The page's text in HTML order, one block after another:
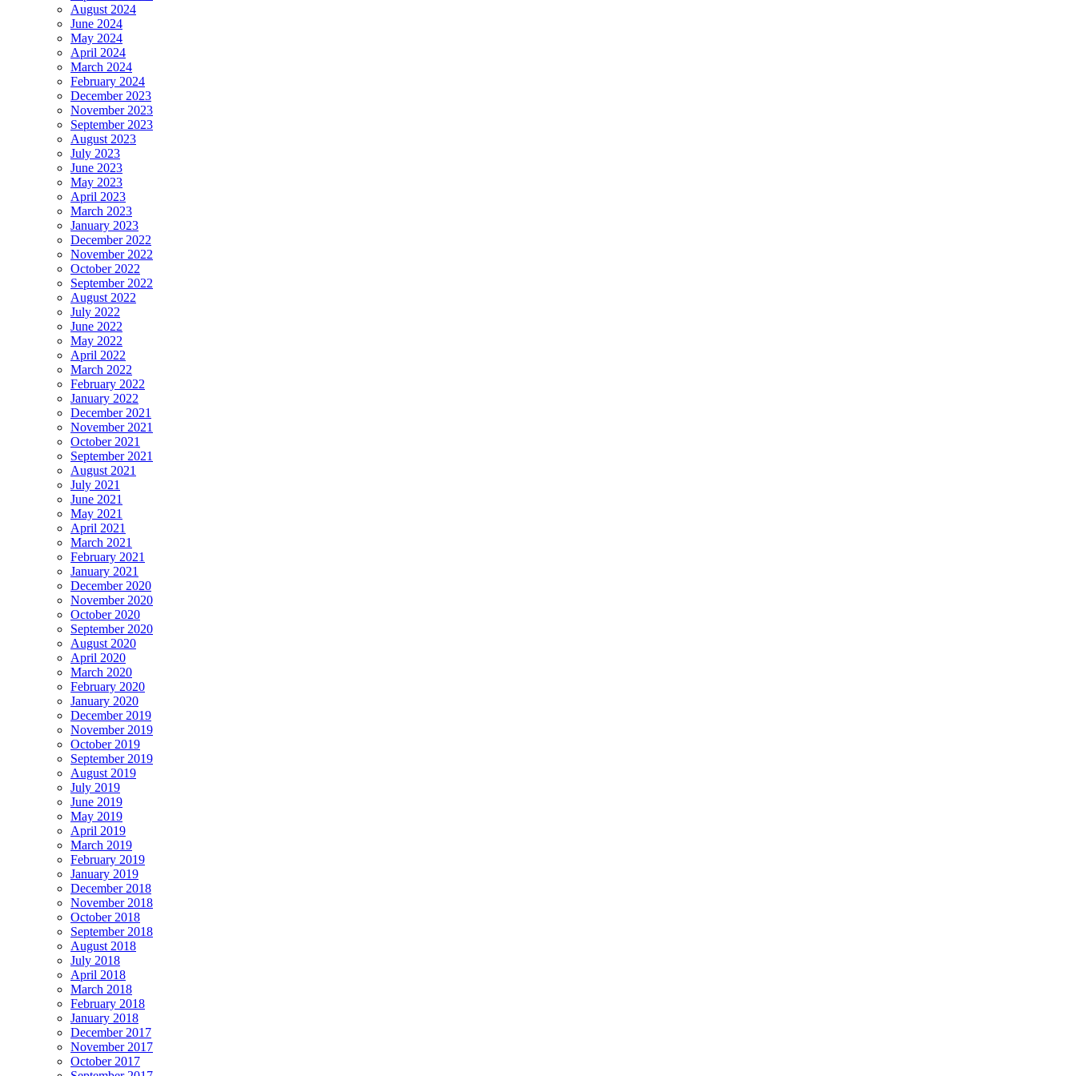
August 2024
June 2024
May 2024
April 2024
March 2024
February 2024
December 2023
November 2023
September 2023
August 2023
July 2023
June 2023
May 2023
April 2023
March 2023
January 2023
December 2022
November 2022
October 2022
September 2022
August 2022
July 2022
June 2022
May 2022
April 2022
March 2022
February 2022
January 2022
December 2021
November 2021
October 2021
September 2021
August 2021
July 2021
June 2021
May 2021
April 2021
March 2021
February 2021
January 2021
December 2020
November 2020
October 2020
September 2020
August 2020
April 2020
March 2020
February 2020
January 2020
December 2019
November 2019
October 2019
September 2019
August 2019
July 2019
June 2019
May 2019
April 2019
March 2019
February 2019
January 2019
December 2018
November 2018
October 2018
September 2018
August 2018
July 2018
April 2018
March 2018
February 2018
January 2018
December 2017
November 2017
October 2017